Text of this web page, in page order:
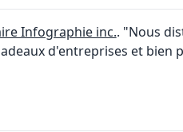
Infographie inc.. "Nous
d'entreprises et bien